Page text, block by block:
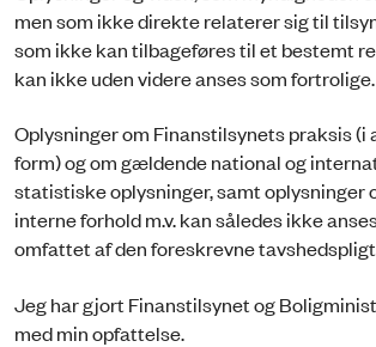
men som ikke direkte relaterer sig til
som ikke kan tilbageføres til et bestemt
kan ikke uden videre anses som fortrolige.
Oplysninger om Finanstilsynets praksis (i
form) og om gældende national og
statistiske oplysninger, samt oplysninger
interne forhold m.v. kan således ikke
omfattet af den foreskrevne
Jeg har gjort Finanstilsynet og
med min opfattelse.